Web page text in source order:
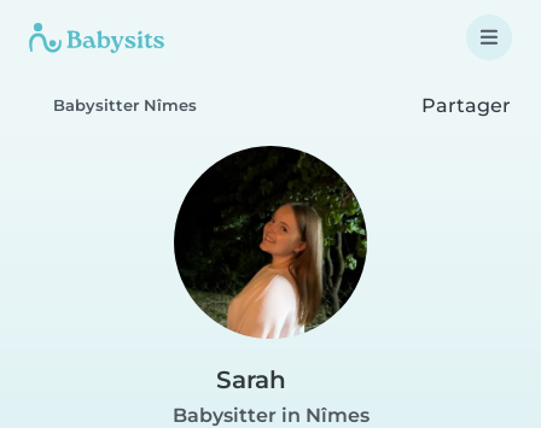
Babysitter Nîmes Partager
Sarah
Babysitter in Nîmes